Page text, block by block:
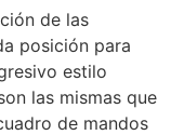
de las
posición para
estilo
las mismas que
de mandos